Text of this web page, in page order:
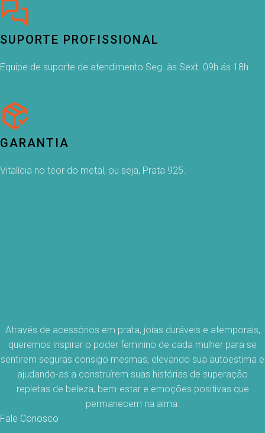
SUPORTE PROFISSIONAL
Equipe de suporte de atendimento Seg. às Sext. 09h ás 18h
GARANTIA
Vitalícia no teor do metal, ou seja, Prata 925.
Através de acessórios em prata, joias duráveis e atemporais,
queremos inspirar o poder feminino de cada mulher para se
sentirem seguras consigo mesmas, elevando sua autoestima e
ajudando-as a construírem suas histórias de superação
repletas de beleza, bem-estar e emoções positivas que
permanecem na alma.
Fale Conosco